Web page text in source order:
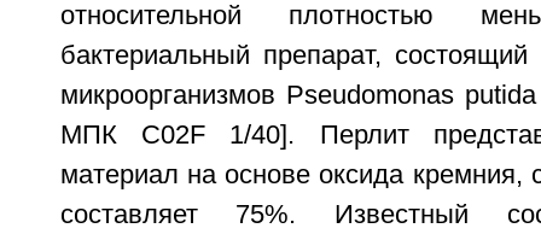
относительной плотностью
бактериальный препарат,
микроорганизмов Pseudomonas
МПК C02F 1/40]. Перлит
материал на основе оксида кремния,
составляет 75%. Известный